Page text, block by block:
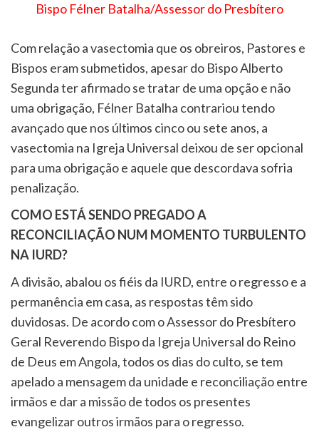
Bispo Félner Batalha/Assessor do Presbítero
Com relação a vasectomia que os obreiros, Pastores e
Bispos eram submetidos, apesar do Bispo Alberto
Segunda ter afirmado se tratar de uma opção e não
uma obrigação, Félner Batalha contrariou tendo
avançado que nos últimos cinco ou sete anos, a
vasectomia na Igreja Universal deixou de ser opcional
para uma obrigação e aquele que descordava sofria
penalização.
COMO ESTÁ SENDO PREGADO A
RECONCILIAÇÃO NUM MOMENTO TURBULENTO
NA IURD?
A divisão, abalou os fiéis da IURD, entre o regresso e a
permanência em casa, as respostas têm sido
duvidosas. De acordo com o Assessor do Presbítero
Geral Reverendo Bispo da Igreja Universal do Reino
de Deus em Angola, todos os dias do culto, se tem
apelado a mensagem da unidade e reconciliação entre
irmãos e dar a missão de todos os presentes
evangelizar outros irmãos para o regresso.